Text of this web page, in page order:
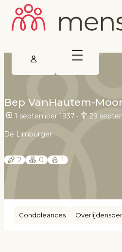
Bep VanHautem-
1 september 1937 • 29
De Limburger
2 0 1
Condoleances